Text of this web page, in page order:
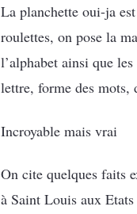
La planchette oui-ja
roulettes, on pose la
l’alphabet ainsi que
lettre, forme des mots,
Incroyable mais vrai
On cite quelques faits
à Saint Louis aux